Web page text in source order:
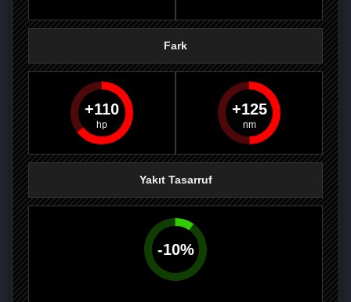
PAYLAŞPAYLAŞPLUS'TA
Fark
110 125
Yakıt Tasarruf
-10%